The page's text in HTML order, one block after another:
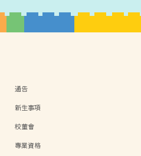
通告
新生事項
校董會
專業資格